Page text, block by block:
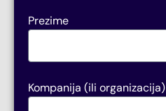
Prezime
Kompanija (ili organizacija)